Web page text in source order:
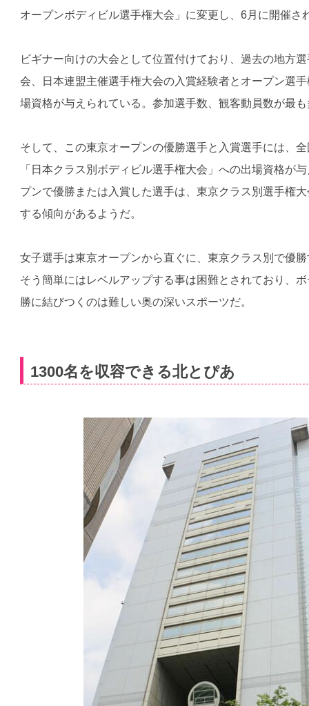
オープンボディビル選手権大会」に変更し、6月に開催さ
ビギナー向けの大会として位置付けており、過去の地方
会、日本連盟主催選手権大会の入賞経験者とオープン選
場資格が与えられている。参加選手数、観客動員数が最
そして、この東京オープンの優勝選手と入賞選手には、
「日本クラス別ボディビル選手権大会」への出場資格が
プンで優勝または入賞した選手は、東京クラス別選手権
する傾向があるようだ。
女子選手は東京オープンから直ぐに、東京クラス別で優
そう簡単にはレベルアップする事は困難とされており、
勝に結びつくのは難しい奥の深いスポーツだ。
1300名を収容できる北とぴあ